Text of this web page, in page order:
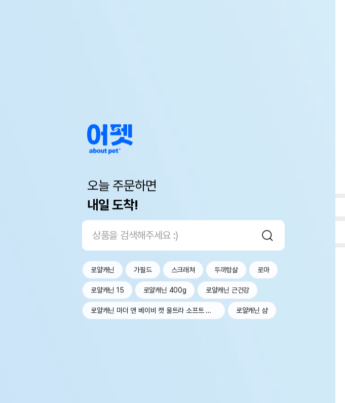
오늘 주문하면
내일 도착!
로얄캐닌 가필드 스크래쳐 두끼텅살 로마
로얄캐닌 15 로얄캐닌 400g 로얄캐닌 근건강
로얄캐닌 마더 앤 베이비 캣 울트라 소프트 무스 트레이 100g 로얄캐닌 샴